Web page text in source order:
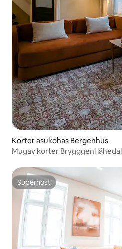
Korter asukohas Bergenhus
Mugav korter Brygggeni lähedal
Superhost
Superhost